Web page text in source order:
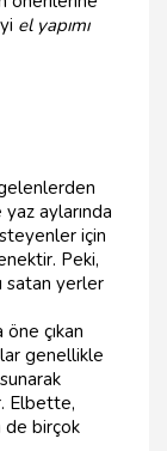
el yapımı
aylarında
için
Peki,
satan yerler
çıkan
genellikle
Elbette,
de birçok